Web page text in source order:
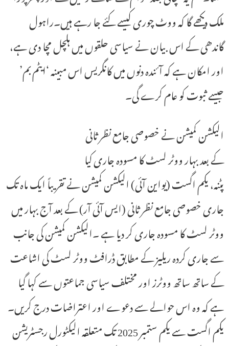
ملک دیکھے گا کہ ووٹ چوری کیسے کئے جا رہے ہیں۔راہول
گاندھی کے اس بیان نے سیاسی حلقوں میں ہلچل مچا دی ہے،
اور امکان ہے کہ آئندہ دنوں میں کانگریس اس مبینہ ‘ایٹم بم’
جیسے ثبوت کو عام کرے گی۔
الیکشن کمیشن نے خصوصی جامع نظر ثانی
کے بعد بہار ووٹر لسٹ کا مسودہ جاری کیا
پٹنہ، یکم اگست (یواین آئی) الیکشن کمیشن نے تقریباً ایک ماہ تک
جاری خصوصی جامع نظر ثانی (ایس آئی آر) کے بعد آج بہار میں
ووٹر لسٹ کا مسودہ جاری کر دیا ہے ۔الیکشن کمیشن کی جانب
سے جاری کردہ ریلیز کے مطابق ڈرافٹ ووٹر لسٹ کی اشاعت
کے ساتھ ساتھ ووٹرز اور مختلف سیاسی جماعتوں سے کہا گیا
ہے کہ وہ اس حوالے سے دعوے اور اعتراضات درج کریں۔
یکم اگست سے یکم ستمبر 2025 تک متعلقہ الیکٹورل رجسٹریشن